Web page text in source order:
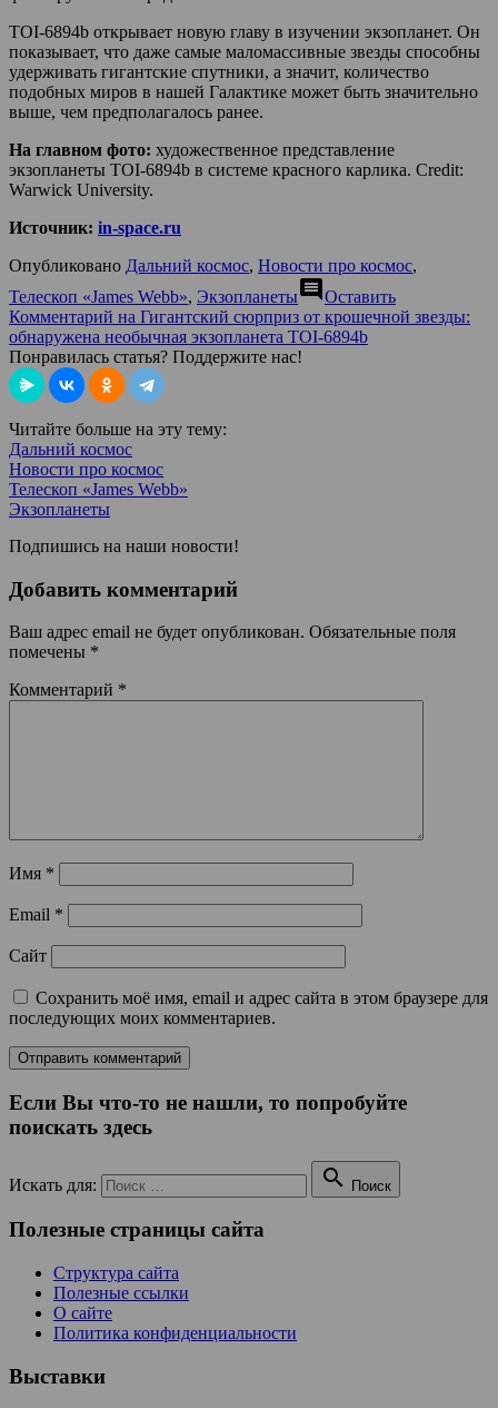
TOI-6894b открывает новую главу в изучении экзопланет. Он
показывает, что даже самые маломассивные звезды способны
удерживать гигантские спутники, а значит, количество
подобных миров в нашей Галактике может быть значительно
выше, чем предполагалось ранее.
На главном фото: художественное представление
экзопланеты TOI-6894b в системе красного карлика. Credit:
Warwick University.
Источник: in-space.ru
Опубликовано Дальний космос, Новости про космос,
Телескоп «James Webb», Экзопланетыcomment Оставить
Комментарий на Гигантский сюрприз от крошечной звезды:
обнаружена необычная экзопланета TOI-6894b
Понравилась статья? Поддержите нас!
Читайте больше на эту тему:
Дальний космос
Новости про космос
Телескоп «James Webb»
Экзопланеты
Подпишись на наши новости!
Добавить комментарий
Ваш адрес email не будет опубликован. Обязательные поля
помечены *
Комментарий *
Имя *
Email *
Сайт
Сохранить моё имя, email и адрес сайта в этом браузере для
последующих моих комментариев.
Если Вы что-то не нашли, то попробуйте
поискать здесь
Искать для:  Поиск
Полезные страницы сайта
Структура сайта
Полезные ссылки
О сайте
Политика конфиденциальности
Выставки